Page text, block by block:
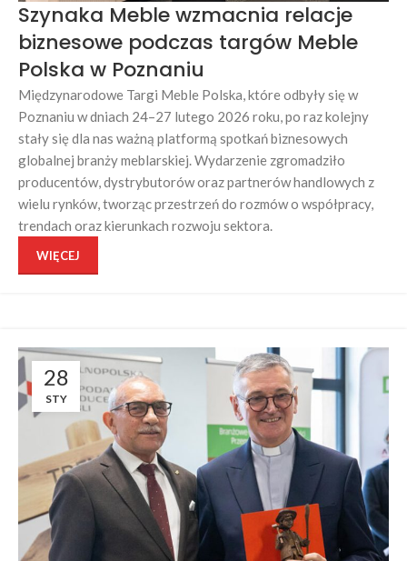
Szynaka Meble wzmacnia relacje
biznesowe podczas targów Meble
Polska w Poznaniu
Międzynarodowe Targi Meble Polska, które odbyły się w
Poznaniu w dniach 24–27 lutego 2026 roku, po raz kolejny
stały się dla nas ważną platformą spotkań biznesowych
globalnej branży meblarskiej. Wydarzenie zgromadziło
producentów, dystrybutorów oraz partnerów handlowych z
wielu rynków, tworząc przestrzeń do rozmów o współpracy,
trendach oraz kierunkach rozwoju sektora.
WIĘCEJ
28
STY